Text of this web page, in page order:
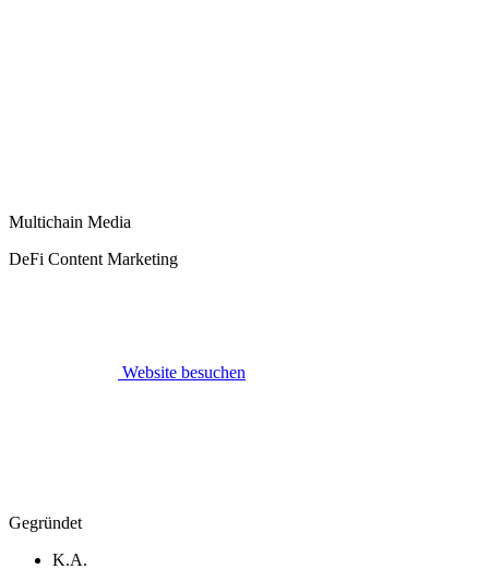
Multichain Media
DeFi Content Marketing
Website besuchen
Gegründet
K.A.